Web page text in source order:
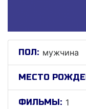
ПОЛ: мужчина
МЕСТО
ФИЛЬМЫ: 1